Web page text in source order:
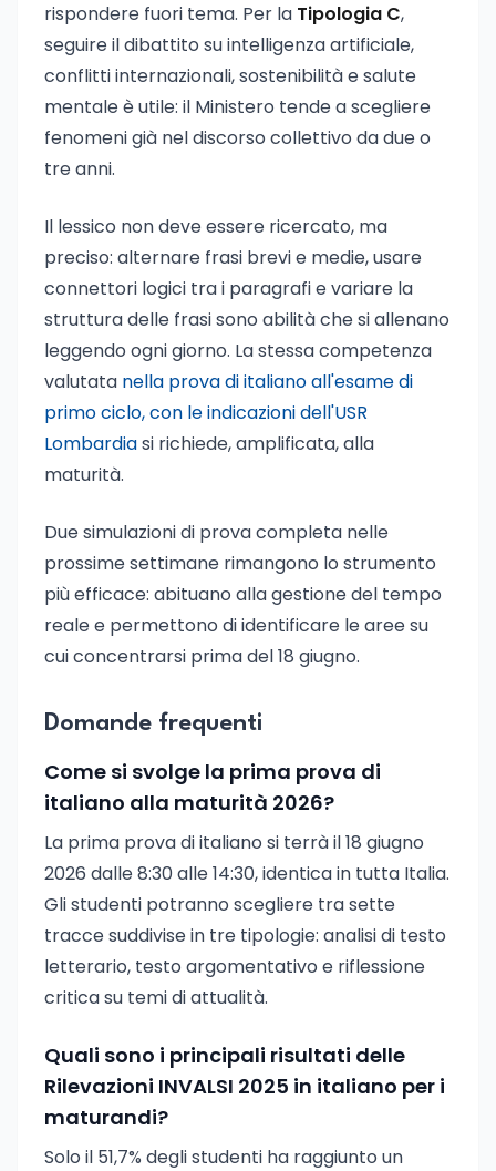
rispondere fuori tema. Per la Tipologia C,
seguire il dibattito su intelligenza artificiale,
conflitti internazionali, sostenibilità e salute
mentale è utile: il Ministero tende a scegliere
fenomeni già nel discorso collettivo da due o
tre anni.
Il lessico non deve essere ricercato, ma
preciso: alternare frasi brevi e medie, usare
connettori logici tra i paragrafi e variare la
struttura delle frasi sono abilità che si allenano
leggendo ogni giorno. La stessa competenza
valutata nella prova di italiano all'esame di
primo ciclo, con le indicazioni dell'USR
Lombardiasi richiede, amplificata, alla
maturità.
Due simulazioni di prova completa nelle
prossime settimane rimangono lo strumento
più efficace: abituano alla gestione del tempo
reale e permettono di identificare le aree su
cui concentrarsi prima del 18 giugno.
Domande frequenti
Come si svolge la prima prova di
italiano alla maturità 2026?
La prima prova di italiano si terrà il 18 giugno
2026 dalle 8:30 alle 14:30, identica in tutta Italia.
Gli studenti potranno scegliere tra sette
tracce suddivise in tre tipologie: analisi di testo
letterario, testo argomentativo e riflessione
critica su temi di attualità.
Quali sono i principali risultati delle
Rilevazioni INVALSI 2025 in italiano per i
maturandi?
Solo il 51,7% degli studenti ha raggiunto un